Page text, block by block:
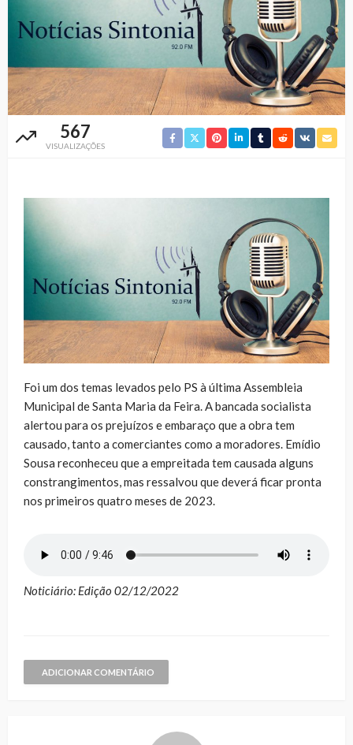
567
VISUALIZAÇÕES
Foi um dos temas levados pelo PS à última Assembleia
Municipal de Santa Maria da Feira. A bancada socialista
alertou para os prejuízos e embaraço que a obra tem
causado, tanto a comerciantes como a moradores. Emídio
Sousa reconheceu que a empreitada tem causada alguns
constrangimentos, mas ressalvou que deverá ficar pronta
nos primeiros quatro meses de 2023.
Noticiário: Edição 02/12/2022
ADICIONAR COMENTÁRIO